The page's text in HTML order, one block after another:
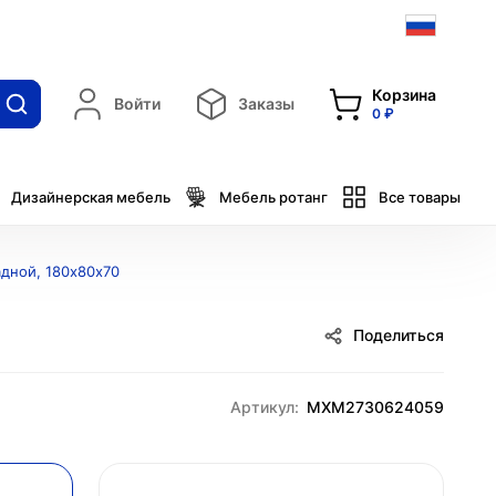
Войти Заказы Корзина
0 ₽
Дизайнерская мебель Мебель ротанг Все товары
180х80х70
Поделиться
Артикул: MXM2730624059